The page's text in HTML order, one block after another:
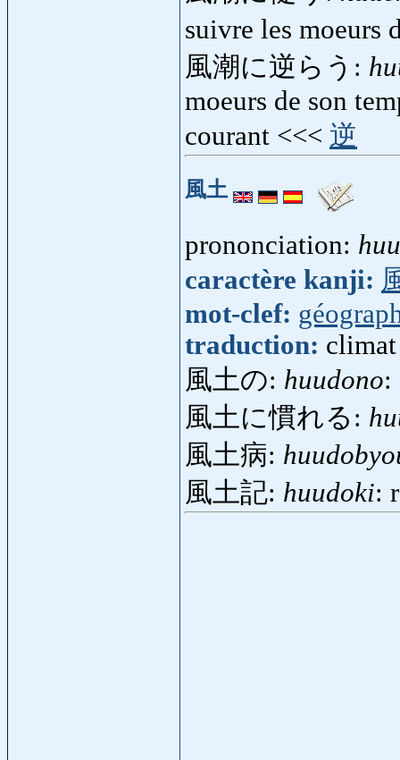
suivre les moeurs
風潮に逆らう:
moeurs de son
courant <<< 逆
風土
prononciation:
caractère kanji:
mot-clef:
traduction: climat
風土の: huudono:
風土に慣れる:
風土病:
風土記: huudoki: